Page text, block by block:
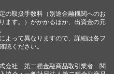
の取扱手数料（別途金融機関へのお
ます。）がかかるほか、出資金の元
よって異なりますので、詳細は各フ
認ください。
式会社 第二種金融商品取引業者 関